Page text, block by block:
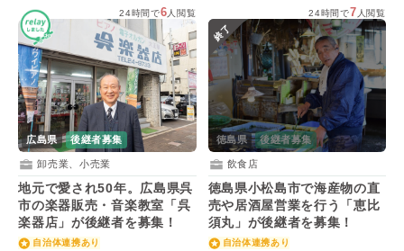
者を募集！
24時間で6人閲覧
広島県 後継者募集
卸売業、小売業
地元で愛され50年。広島県呉
市の楽器販売・音楽教室「呉
楽器店」が後継者を募集！
自治体連携あり
24時間で7 人閲覧
終了
徳島県 後継者募集
飲食店
徳島県小松島市で海産物の直
売や居酒屋営業を行う「恵比
須丸」が後継者を募集！
自治体連携あり